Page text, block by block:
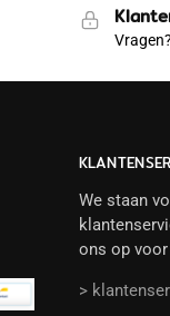
We staan
ons op
>